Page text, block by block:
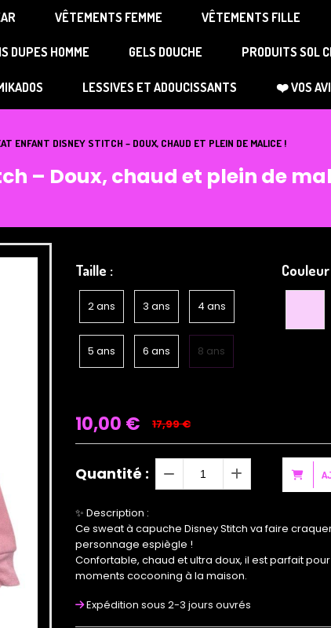
Au p'tit bonheur
VÊTEMENTS FEMME VÊTEMENTS FILLE
DUPES HOMME GELS DOUCHE PRODUITS SOL
LESSIVES ET ADOUCISSANTS ❤️ VOS
ENFANT DISNEY STITCH – DOUX, CHAUD ET PLEIN DE MALICE !
– Doux, chaud et plein de
Taille :
2 ans 3 ans 4 ans
5 ans 6 ans 8 ans
10,00 € 17,99 €
Quantité :
✨ Description :
Ce sweat à capuche Disney Stitch va faire
personnage espiègle !
Confortable, chaud et ultra doux, il est parfait
moments cocooning à la maison.
Expédition sous 2-3 jours ouvrés